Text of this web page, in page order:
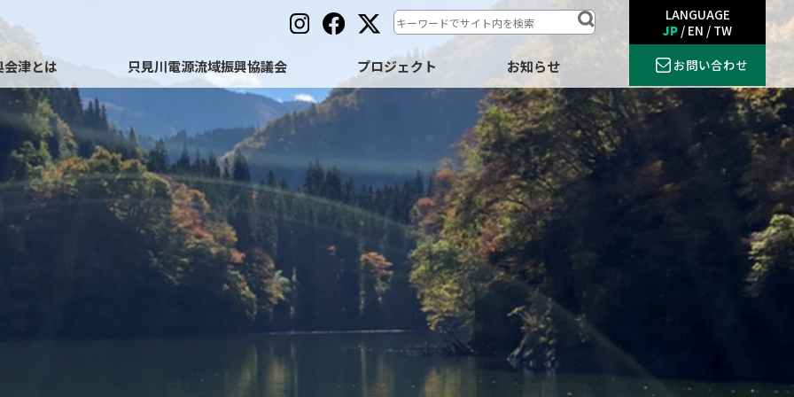
会津とは 只見川電源流域振興協議会 プロジェクト お知らせ
LANGUAGE
JP / EN / TW
お問い合わせ